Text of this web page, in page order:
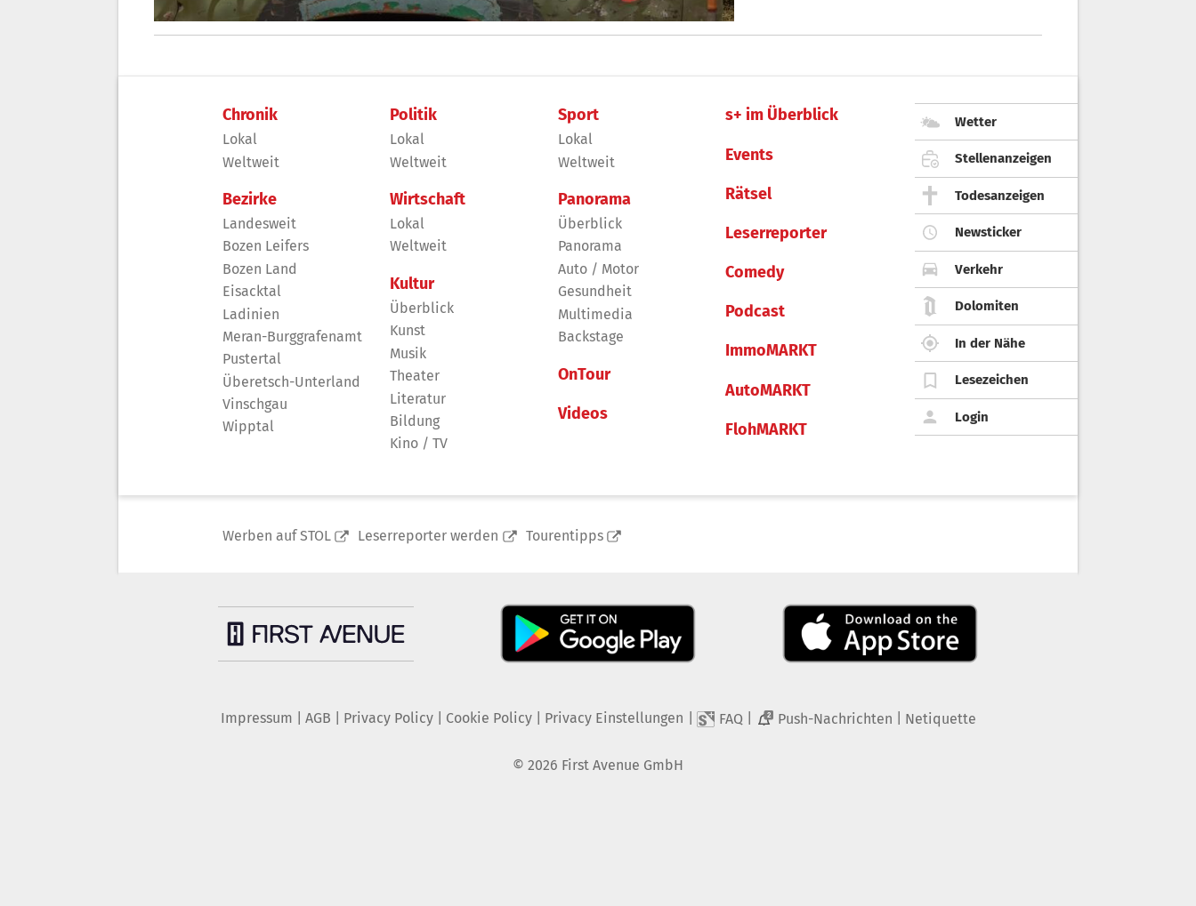
Chronik
Lokal
Weltweit
Bezirke
Landesweit
Bozen Leifers
Bozen Land
Eisacktal
Ladinien
Meran-Burggrafenamt
Pustertal
Überetsch-Unterland
Vinschgau
Wipptal
Politik
Lokal
Weltweit
Wirtschaft
Lokal
Weltweit
Kultur
Überblick
Kunst
Musik
Theater
Literatur
Bildung
Kino / TV
Sport
Lokal
Weltweit
Panorama
Überblick
Panorama
Auto / Motor
Gesundheit
Multimedia
Backstage
OnTour
Videos
s+ im Überblick
Events
Rätsel
Leserreporter
Comedy
Podcast
ImmoMARKT
AutoMARKT
FlohMARKT
Wetter
Stellenanzeigen
Todesanzeigen
Newsticker
Verkehr
Dolomiten
In der Nähe
Lesezeichen
Login
Werben auf STOL Leserreporter werden Tourentipps
Impressum AGB Privacy Policy| Cookie Policy| Privacy Einstellungen FAQ 2 Push-Nachrichten Netiquette
© 2026 First Avenue GmbH